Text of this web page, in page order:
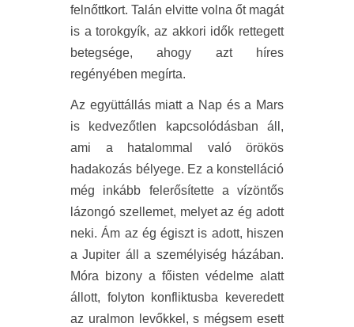
felnőttkort. Talán elvitte volna őt magát
is a torokgyík, az akkori idők rettegett
betegsége, ahogy azt híres
regényében megírta.
Az együttállás miatt a Nap és a Mars
is kedvezőtlen kapcsolódásban áll,
ami a hatalommal való örökös
hadakozás bélyege. Ez a konstelláció
még inkább felerősítette a vízöntős
lázongó szellemet, melyet az ég adott
neki. Ám az ég égiszt is adott, hiszen
a Jupiter áll a személyiség házában.
Móra bizony a főisten védelme alatt
állott, folyton konfliktusba keveredett
az uralmon levőkkel, s mégsem esett